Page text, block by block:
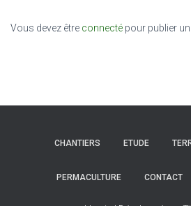
Vous devez être connecté pour publier
CHANTIERS ETUDE
PERMACULTURE CONTACT